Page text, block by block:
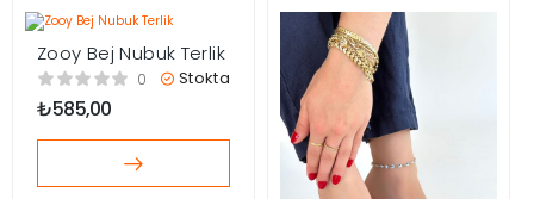
Zooy Bej Nubuk Terlik
0 Stokta
₺585,00